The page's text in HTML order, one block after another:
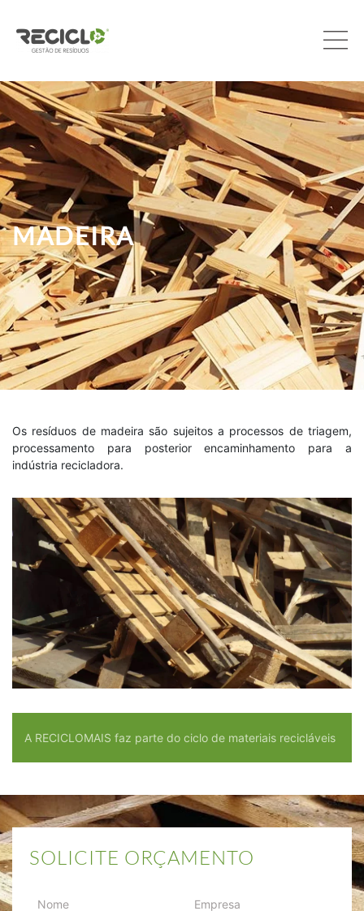
MADEIRA
Os resíduos de madeira são sujeitos a processos de triagem,
processamento para posterior encaminhamento para a
indústria recicladora.
A RECICLOMAIS faz parte do ciclo de materiais recicláveis
SOLICITE ORÇAMENTO